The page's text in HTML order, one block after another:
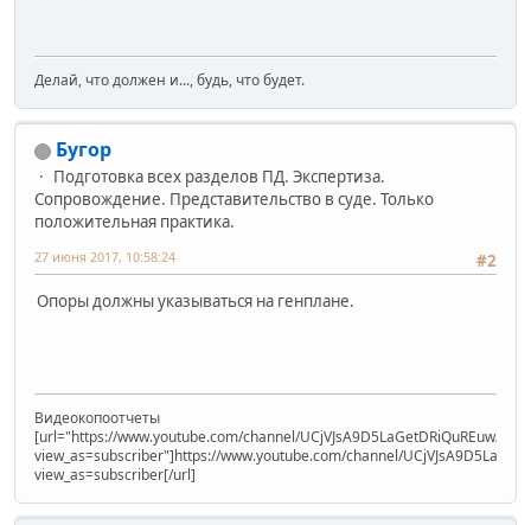
Делай, что должен и..., будь, что будет.
Бугор
Подготовка всех разделов ПД. Экспертиза.
Сопровождение. Представительство в суде. Только
положительная практика.
#2
27 июня 2017, 10:58:24
Опоры должны указываться на генплане.
Видеокопоотчеты
[url="https://www.youtube.com/channel/UCjVJsA9D5LaGetDRiQuREuw/
view_as=subscriber"]https://www.youtube.com/channel/
view_as=subscriber[/url]